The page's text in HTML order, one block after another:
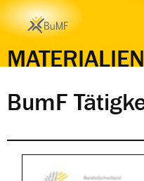
MATERIALIEN
INHALT
BumF